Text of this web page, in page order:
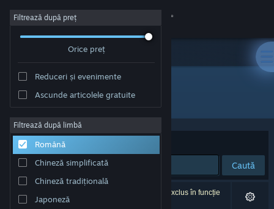
Conectează-te
Despre
Asistență
Schimbă limba
Filtrează după preț
Orice preț
Reduceri și evenimente
Ascunde articolele gratuite
Filtrează după limbă
Română
Chineză simplificată
Chineză tradițională
Japoneză
Dezvoltator: Stratosphereoff
Sortează după
Caută
0 rezultate corespund căutării tale. 1 titlu a fost exclus în funcție
de preferințele tale.